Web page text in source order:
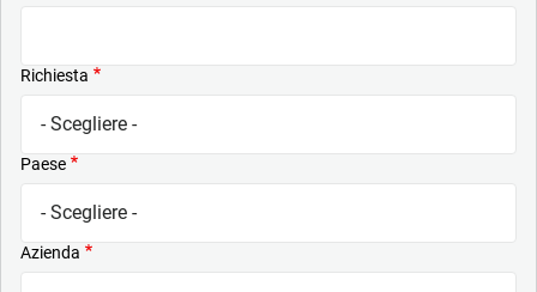
Richiesta
Paese
Azienda